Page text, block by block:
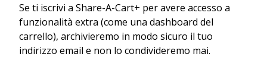
Se ti iscrivi a Share-A-Cart+ per avere accesso a
funzionalità extra (come una dashboard del
carrello), archivieremo in modo sicuro il tuo
indirizzo email e non lo condivideremo mai.